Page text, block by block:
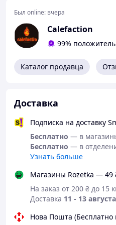
ОСОБЕННОСТИ:
Для всех сезонов женское
Один размер подходит всем.
привлекательными,
шикарными.
Сексуальный, женский боди.
Это сделает вас
наибольшее удовольствие.
Хороший подарок для
тематических вечеринок,
праздников, таких как
клубная одежда, День
Был online: вчера
Calefaction
99%
Каталог продавца
Доставка
Подписка на доставку
Бесплатно — в
Бесплатно — в
Узнать больше
Магазины Rozetka — 49
На заказ от 200 ₴ до 15
Доставка 11 - 13 августа
Нова Пошта (Бесплатно